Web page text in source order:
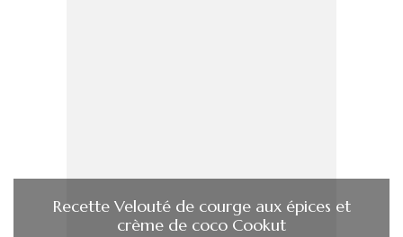
Recette Velouté de courge aux épices et
crème de coco Cookut